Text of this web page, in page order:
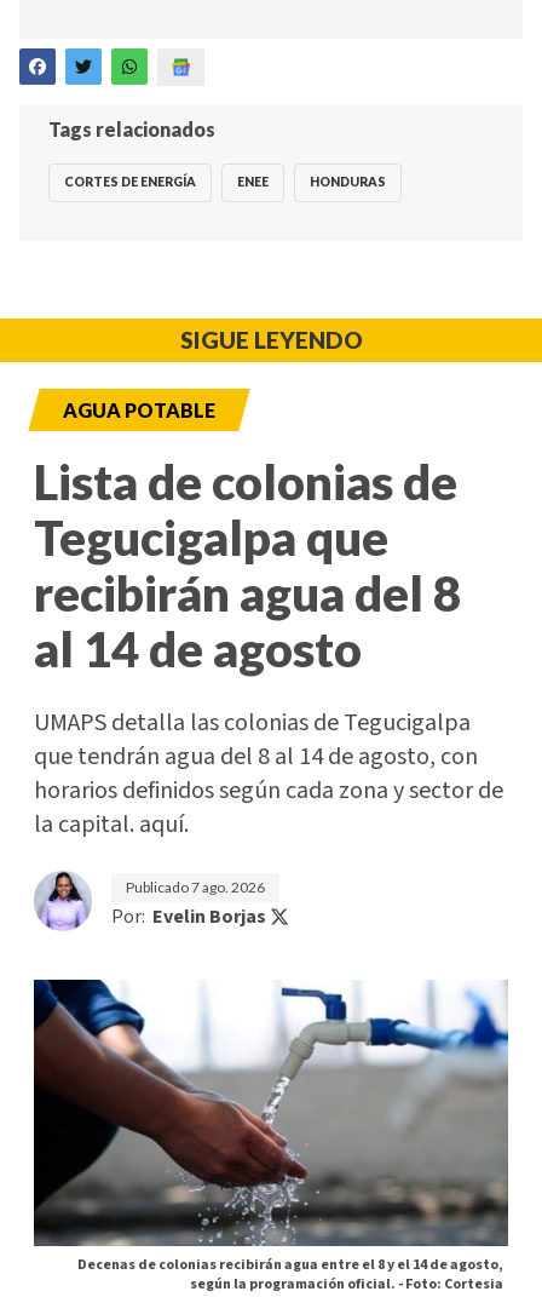
Tags relacionados
CORTES DE ENERGÍA ENEE HONDURAS
SIGUE LEYENDO
AGUA POTABLE
Lista de colonias de
Tegucigalpa que
recibirán agua del 8
al 14 de agosto
UMAPS detalla las colonias de Tegucigalpa
que tendrán agua del 8 al 14 de agosto, con
horarios definidos según cada zona y sector de
la capital. aquí.
Publicado7 ago. 2026
Por: Evelin Borjas
Decenas de colonias recibirán agua entre el 8 y el 14 de agosto,
según la programación oficial. -Foto: Cortesia